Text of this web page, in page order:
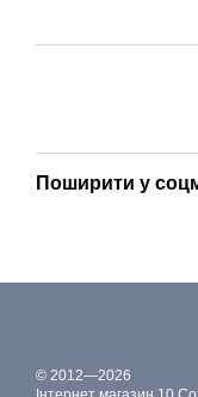
Поширити у
© 2012—2026